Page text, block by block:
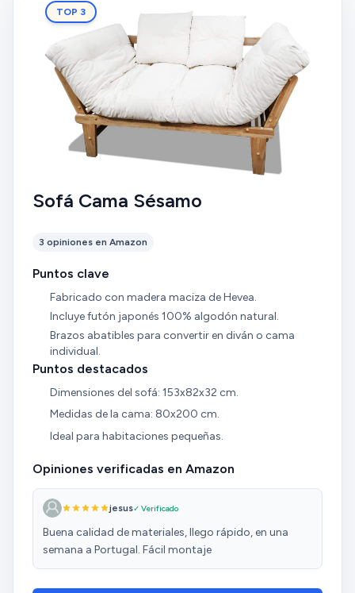
TOP 3
Sofá Cama Sésamo
3 opiniones en Amazon
Puntos clave
Fabricado con madera maciza de Hevea.
Incluye futón japonés 100% algodón natural.
Brazos abatibles para convertir en diván o cama
individual.
Puntos destacados
Dimensiones del sofá: 153x82x32 cm.
Medidas de la cama: 80x200 cm.
Ideal para habitaciones pequeñas.
Opiniones verificadas en Amazon
jesus✓ Verificado
Buena calidad de materiales, llego rápido, en una
semana a Portugal. Fácil montaje